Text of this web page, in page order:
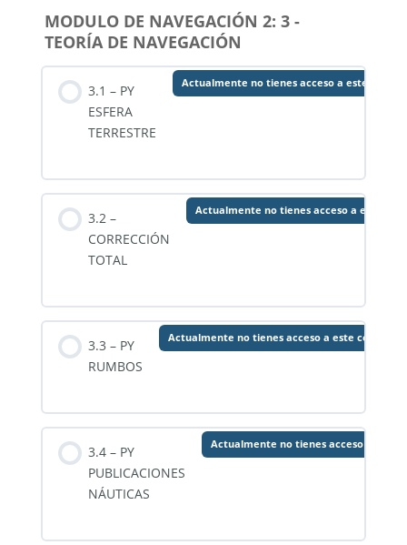
MODULO DE NAVEGACIÓN 2: 3 -
TEORÍA DE NAVEGACIÓN
3.1 – PY
ESFERA
TERRESTRE
Actualmente no tienes acceso a este
3.2 –
CORRECCIÓN
TOTAL
Actualmente no tienes acceso a este
3.3 – PY
RUMBOS
Actualmente no tienes acceso a este
3.4 – PY
PUBLICACIONES
NÁUTICAS
Actualmente no tienes acceso a este